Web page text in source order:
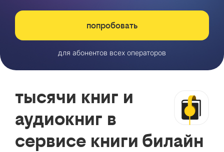
попробовать
для абонентов всех операторов
тысячи книг и
аудиокниг в
сервисе книги билайн